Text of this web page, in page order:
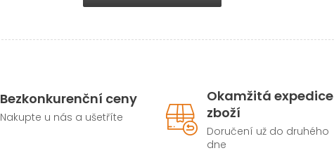
Bezkonkurenční ceny
Nakupte u nás a ušetříte
Okamžitá expedice
zboží
Doručení už do druhého
dne